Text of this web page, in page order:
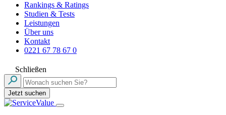
Rankings & Ratings
Studien & Tests
Leistungen
Über uns
Kontakt
0221 67 78 67 0
Schließen
Jetzt suchen